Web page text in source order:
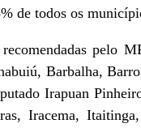
de todos os
pelo
Barbalha,
Irapuan
Iracema,